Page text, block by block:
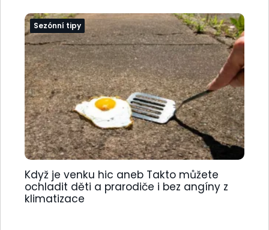
Sezónní tipy
Když je venku hic aneb Takto můžete
ochladit děti a prarodiče i bez angíny z
klimatizace